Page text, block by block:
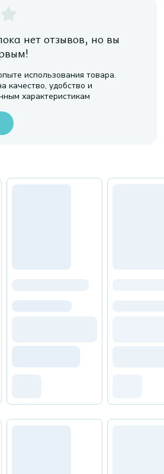
нет отзывов, но вы
использования товара.
качество, удобство и
характеристикам